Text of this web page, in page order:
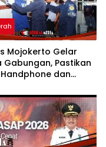
Mojokerto Gelar
Gabungan, Pastikan
dan